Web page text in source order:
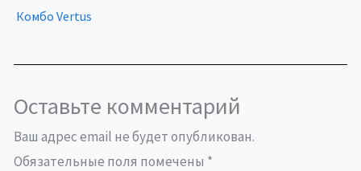
Комбо Vertus
Оставьте комментарий
Ваш адрес email не будет опубликован.
Обязательные поля помечены *